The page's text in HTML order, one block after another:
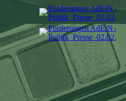
Forderungen AdEiN an
Forderungen AdEiN an